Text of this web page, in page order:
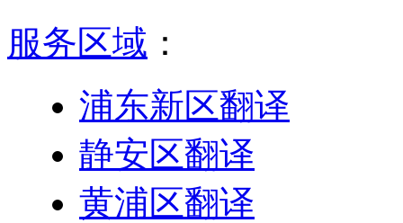
服务区域 ：
浦东新区翻译
静安区翻译
黄浦区翻译